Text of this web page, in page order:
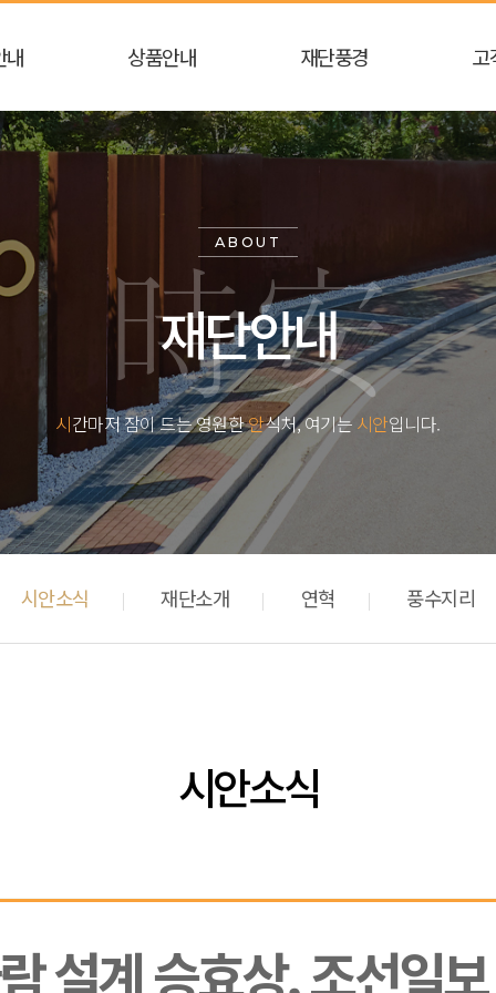
내 상품안내 재단풍경 고
ABOUT
재단안내
시간마저 잠이 드는 영원한안식처, 여기는 시안입니다.
시안소식 재단소개 연혁 풍수지리
시안소식
설계 승효상, 조선일